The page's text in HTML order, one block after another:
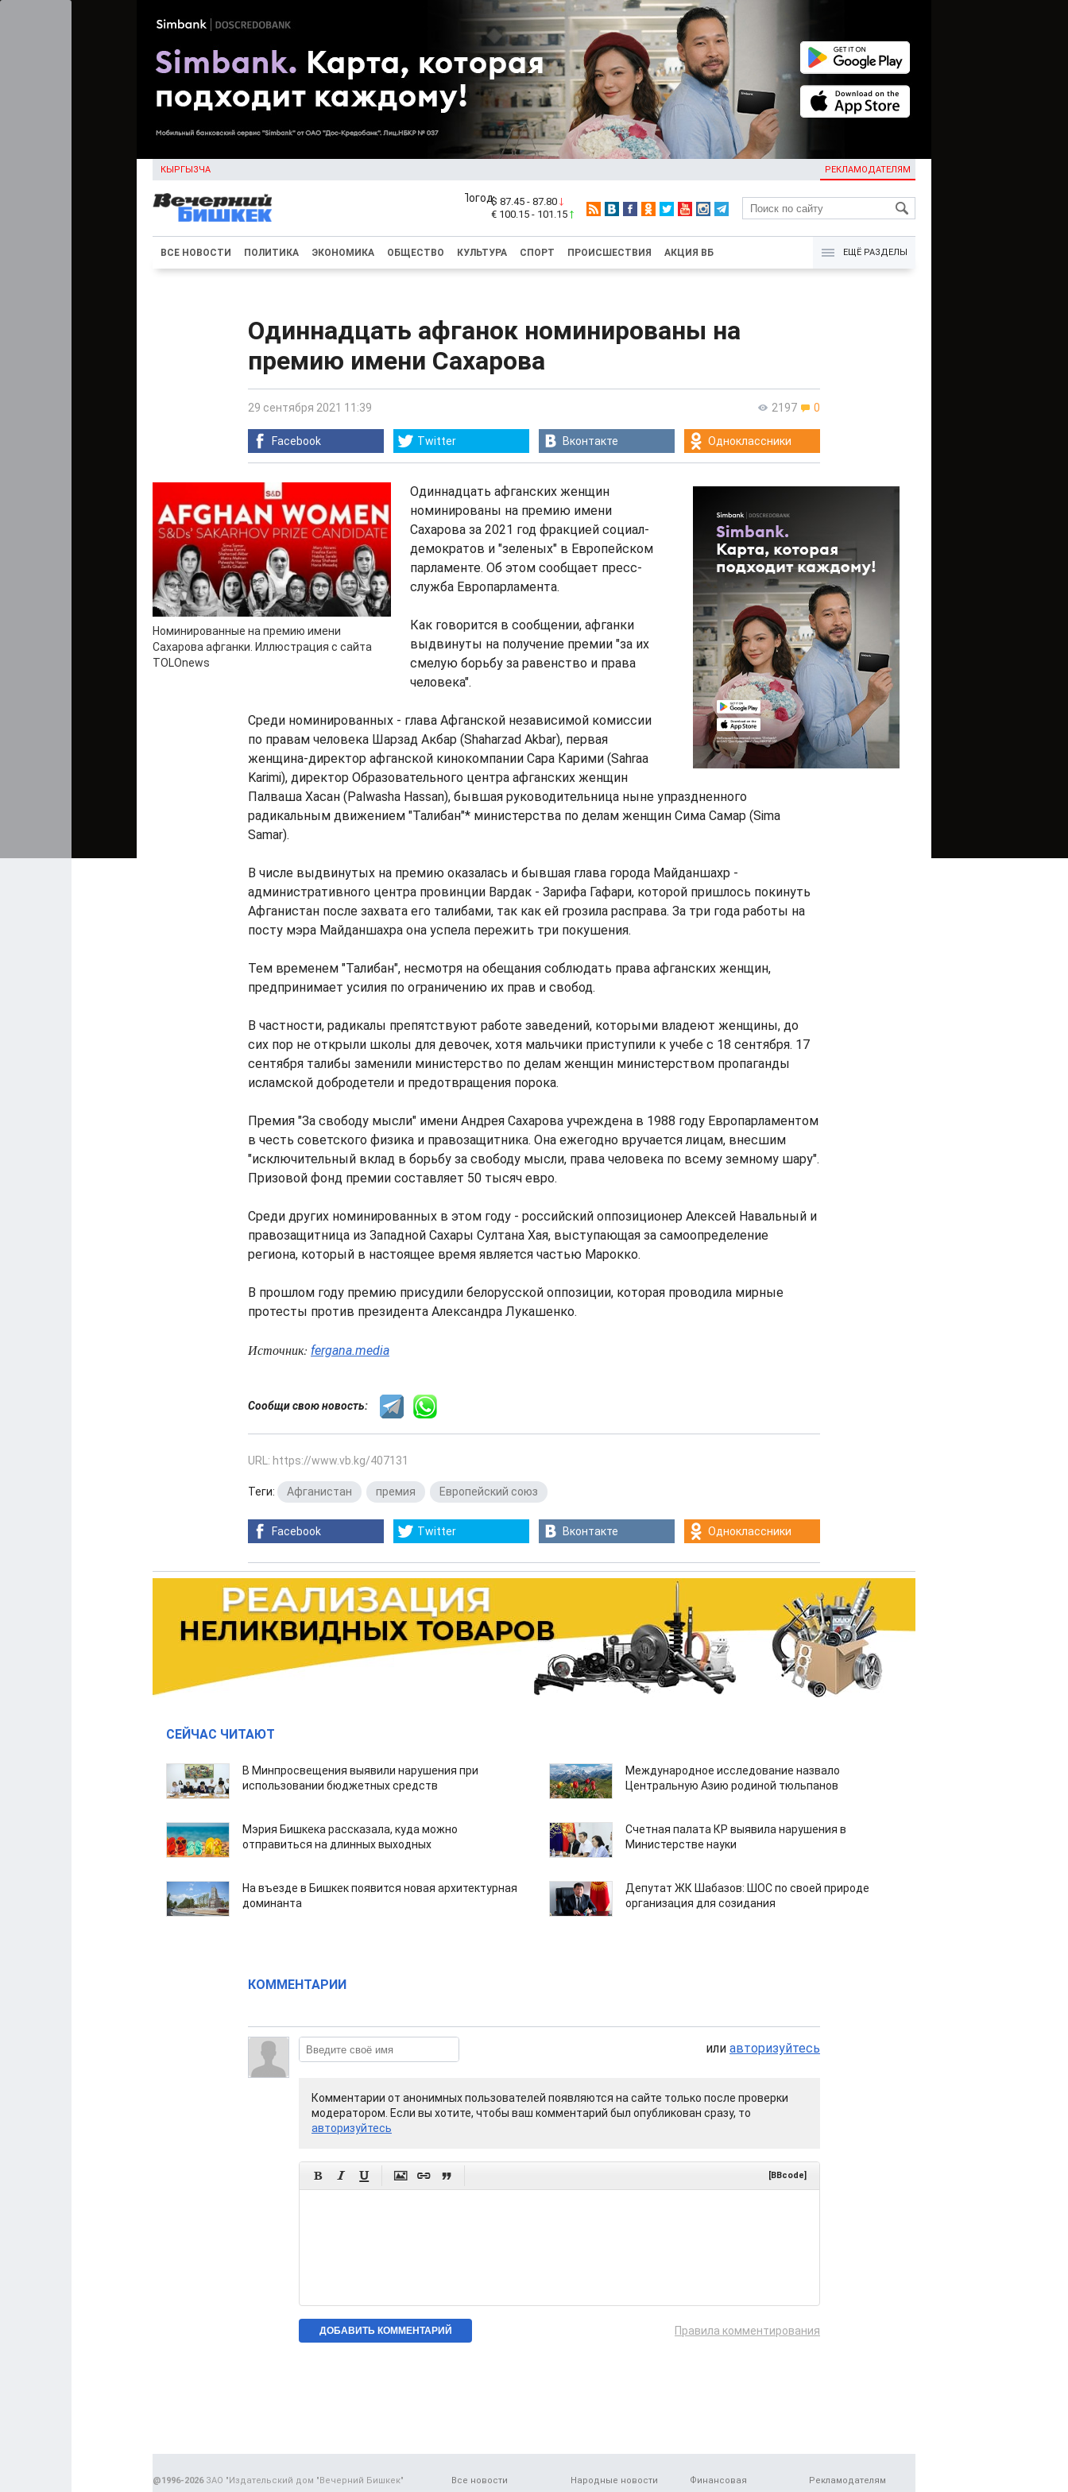
КЫРГЫЗЧА РЕКЛАМОДАТЕЛЯМ
KG
$ 87.45 - 87.80
€ 100.15 - 101.15
ВСЕ НОВОСТИ ПОЛИТИКА ЭКОНОМИКА ОБЩЕСТВО КУЛЬТУРА СПОРТ ПРОИСШЕСТВИЯ АКЦИЯ ВБ ЕЩЁ РАЗДЕЛЫ
Одиннадцать афганок номинированы на
премию имени Сахарова
2197 0
29 сентября 2021 11:39
Facebook Twitter Вконтакте Одноклассники
Номинированные на премию имени
Сахарова афганки. Иллюстрация с сайта
TOLOnews
Одиннадцать афганских женщин
номинированы на премию имени
Сахарова за 2021 год фракцией социал-
демократов и "зеленых" в Европейском
парламенте. Об этом сообщает пресс-
служба Европарламента.
Как говорится в сообщении, афганки
выдвинуты на получение премии "за их
смелую борьбу за равенство и права
человека".
Среди номинированных - глава Афганской независимой комиссии
по правам человека Шарзад Акбар (Shaharzad Akbar), первая
женщина-директор афганской кинокомпании Сара Карими (Sahraa
Karimi), директор Образовательного центра афганских женщин
Палваша Хасан (Palwasha Hassan), бывшая руководительница ныне упраздненного
радикальным движением "Талибан"* министерства по делам женщин Сима Самар (Sima
Samar).
В числе выдвинутых на премию оказалась и бывшая глава города Майданшахр -
административного центра провинции Вардак - Зарифа Гафари, которой пришлось покинуть
Афганистан после захвата его талибами, так как ей грозила расправа. За три года работы на
посту мэра Майданшахра она успела пережить три покушения.
Тем временем "Талибан", несмотря на обещания соблюдать права афганских женщин,
предпринимает усилия по ограничению их прав и свобод.
В частности, радикалы препятствуют работе заведений, которыми владеют женщины, до
сих пор не открыли школы для девочек, хотя мальчики приступили к учебе с 18 сентября. 17
сентября талибы заменили министерство по делам женщин министерством пропаганды
исламской добродетели и предотвращения порока.
Премия "За свободу мысли" имени Андрея Сахарова учреждена в 1988 году Европарламентом
в честь советского физика и правозащитника. Она ежегодно вручается лицам, внесшим
"исключительный вклад в борьбу за свободу мысли, права человека по всему земному шару".
Призовой фонд премии составляет 50 тысяч евро.
Среди других номинированных в этом году - российский оппозиционер Алексей Навальный и
правозащитница из Западной Сахары Султана Хая, выступающая за самоопределение
региона, который в настоящее время является частью Марокко.
В прошлом году премию присудили белорусской оппозиции, которая проводила мирные
протесты против президента Александра Лукашенко.
Источник: fergana.media
Сообщи свою новость:
URL: https://www.vb.kg/407131
Теги: Афганистан премия Европейский союз
Facebook Twitter Вконтакте Одноклассники
СЕЙЧАС ЧИТАЮТ
В Минпросвещения выявили нарушения при
использовании бюджетных средств
Международное исследование назвало
Центральную Азию родиной тюльпанов
Мэрия Бишкека рассказала, куда можно
отправиться на длинных выходных
Счетная палата КР выявила нарушения в
Министерстве науки
На въезде в Бишкек появится новая архитектурная
доминанта
Депутат ЖК Шабазов: ШОС по своей природе
организация для созидания
КОММЕНТАРИИ
или авторизуйтесь
Комментарии от анонимных пользователей появляются на сайте только после проверки
модератором. Если вы хотите, чтобы ваш комментарий был опубликован сразу, то
авторизуйтесь
      [BBcode]
Правила комментирования
Все новости
Народные новости
Финансовая
Рекламодателям
@1996-2026ЗАО "Издательский дом "Вечерний Бишкек"